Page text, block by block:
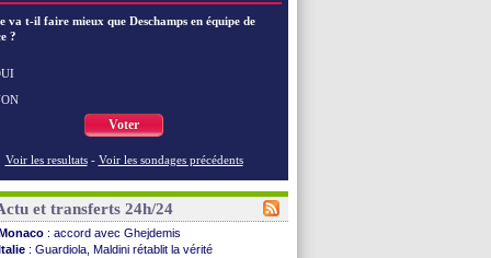
va t-il faire mieux que Deschamps en équipe de
?
Voter
Voir les resultats - Voir les sondages précédents
et transferts 24h/24
: accord avec Ghejdemis
: Guardiola, Maldini rétablit la vérité